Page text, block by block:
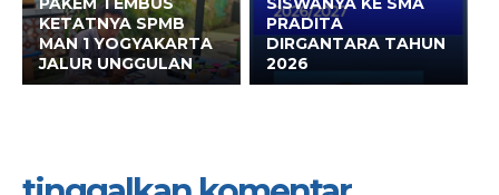
KETATNYA SPMB
MAN 1 YOGYAKARTA
JALUR UNGGULAN
PRADITA
DIRGANTARA TAHUN
2026